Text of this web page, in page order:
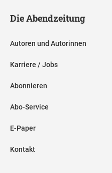
Die Abendzeitung
Autoren und Autorinnen
Karriere / Jobs
Abonnieren
Abo-Service
E-Paper
Kontakt